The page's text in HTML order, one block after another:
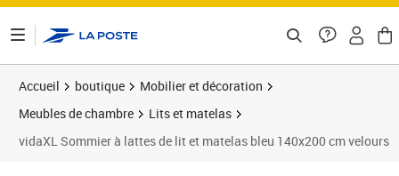
Accueil boutique
Mobilier et décoration
Meubles de chambre
Lits et matelas
vidaXL Sommier à lattes de lit et matelas bleu 140x200 cm velours